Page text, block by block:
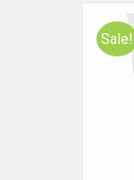
Sale!